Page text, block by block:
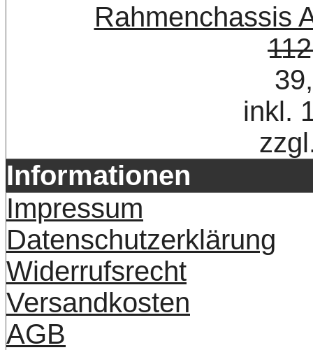
Rahmenchassis
inkl.
Informationen
Impressum
Datenschutzerklärung
Widerrufsrecht
Versandkosten
AGB